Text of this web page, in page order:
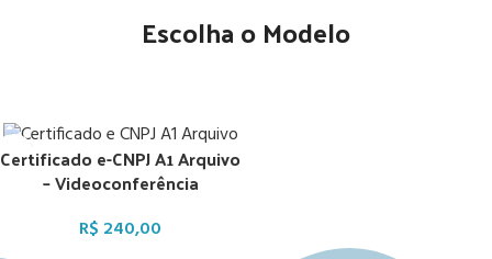
Escolha o Modelo
Certificado e-CNPJ A1 Arquivo
– Videoconferência
R$ 240,00